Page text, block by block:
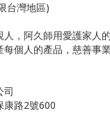
台灣地區)
人，阿久師用愛護家人的
個人的產品，慈善事業
司
康路2號600